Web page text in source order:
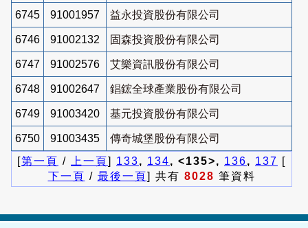
6745 91001957 益永投資股份有限公司
6746 91002132 固森投資股份有限公司
6747 91002576 艾樂資訊股份有限公司
6748 91002647 錩鋐全球產業股份有限公司
6749 91003420 基元投資股份有限公司
6750 91003435
傳奇城堡股份有限公司
[第一頁 / 上一頁] 133, 134, <135>, 136, 137 [
下一頁 / 最後一頁] 共有 8028 筆資料